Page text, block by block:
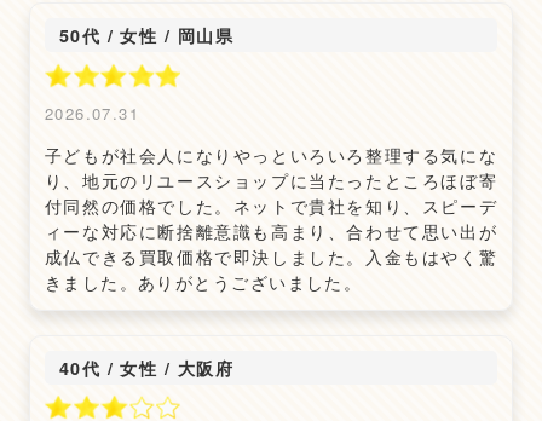
50代 / 女性 / 岡山県
2026.07.31
子どもが社会人になりやっといろいろ整理する気にな
り、地元のリユースショップに当たったところほぼ寄
付同然の価格でした。ネットで貴社を知り、スピーデ
ィーな対応に断捨離意識も高まり、合わせて思い出が
成仏できる買取価格で即決しました。入金もはやく驚
きました。ありがとうございました。
40代 / 女性 / 大阪府